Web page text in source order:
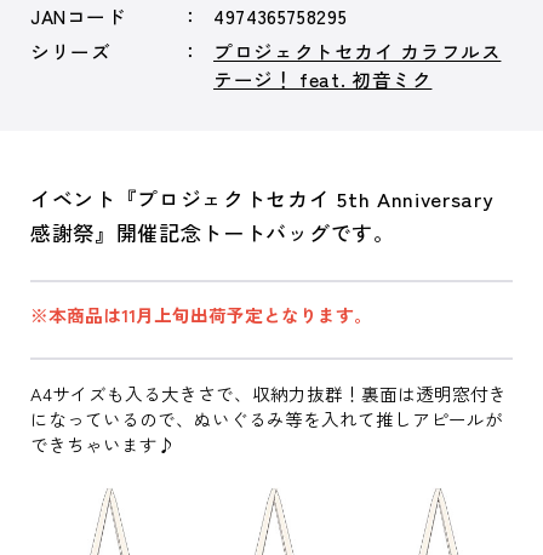
JANコード
4974365758295
シリーズ
プロジェクトセカイ カラフルス
テージ！ feat. 初音ミク
イベント『プロジェクトセカイ 5th Anniversary
感謝祭』開催記念トートバッグです。
※本商品は11月上旬出荷予定となります。
A4サイズも入る大きさで、収納力抜群！裏面は透明窓付き
になっているので、ぬいぐるみ等を入れて推しアピールが
できちゃいます♪